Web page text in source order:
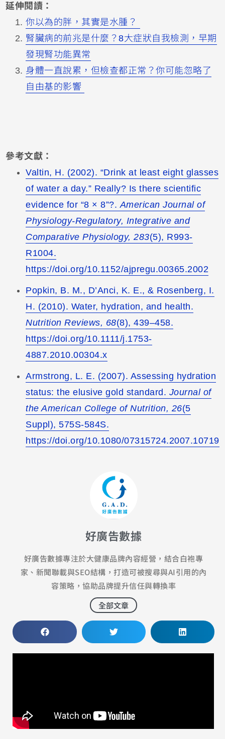
延伸閱讀：
你以為的胖，其實是水腫？
腎臟病的前兆是什麼？8大症狀自我檢測，早期
發現腎功能異常
身體一直說累，但檢查都正常？你可能忽略了
自由基的影響
參考文獻：
Valtin, H. (2002). “Drink at least eight glasses
of water a day.” Really? Is there scientific
evidence for “8 × 8”?.American Journal of
Physiology-Regulatory, Integrative and
Comparative Physiology, 283(5), R993-
R1004.
https://doi.org/10.1152/ajpregu.00365.2002
Popkin, B. M., D’Anci, K. E., & Rosenberg, I.
H. (2010). Water, hydration, and health.
Nutrition Reviews, 68(8), 439–458.
https://doi.org/10.1111/j.1753-
4887.2010.00304.x
Armstrong, L. E. (2007). Assessing hydration
status: the elusive gold standard. Journal of
the American College of Nutrition, 26(5
Suppl), 575S-584S.
https://doi.org/10.1080/
好廣告數據
好廣告數據專注於大健康品牌內容經營，結合白袍專
家、新聞聯載與SEO結構，打造可被搜尋與AI引用的內
容策略，協助品牌提升信任與轉換率
全部文章